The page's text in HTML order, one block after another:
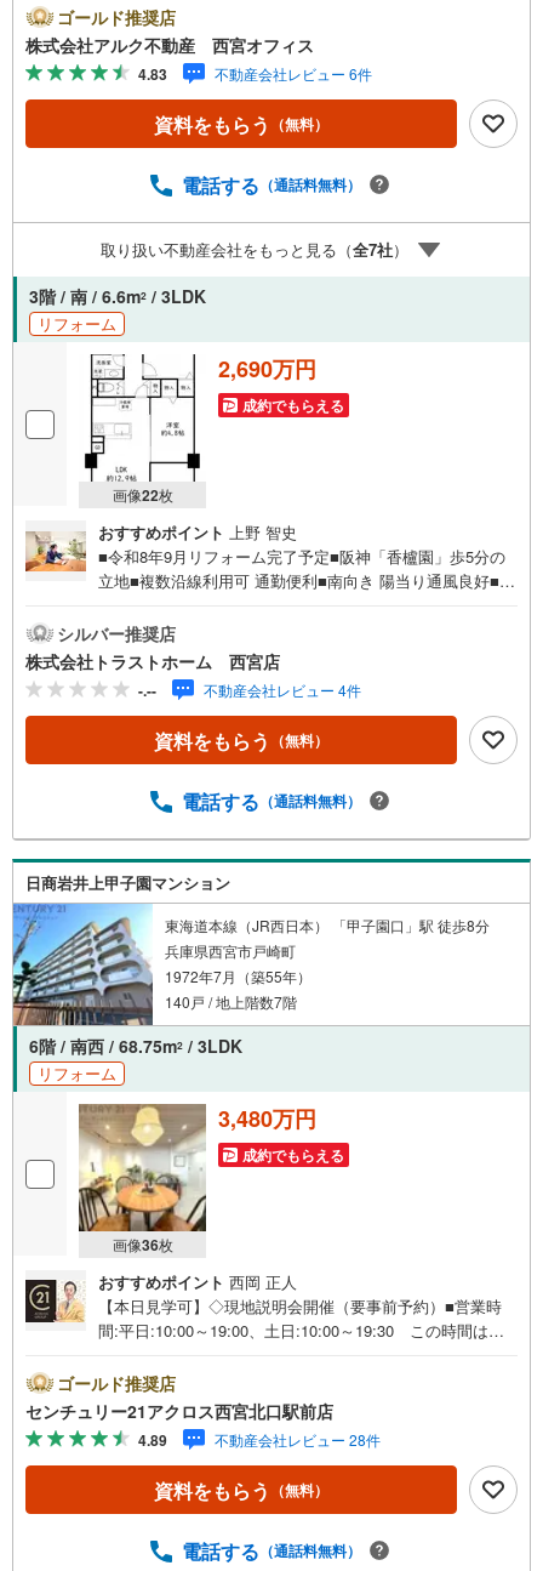
■阪神・JR・阪急の3路線を徒歩10分圏内で利用可能！■令
和8年9月末室内フルリフォーム完成予定！■南向きバルコ
ニーに面した明るいLDK約12.9帖！■全居室を洋室でそろえ
た使いやすい3LDK！■ライフ夙川店徒歩4分、コンビニ徒歩
2分で買い物便利！■香櫨園小学校徒歩8分、森具公園徒歩2
分の子育て環境！＝＝＝＝＝＝＝＝＝＝＝＝＝＝＝＝【 ア
の立地に店舗を構えております。掲載中の物件に限らず、
ま連れでも安心してご来店いただけます。住宅ローンに強
く、事前審査のサポートや金融機関のご提案、お客様一人
ひとりに合わせた無理のない資金計画のご提案までトータ
ルでサポートいたします。ローンに不安のある方もお気軽
にご相談ください。
ゴールド推奨店
株式会社アルク不動産 西宮オフィス
4.83 不動産会社レビュー 6件
資料をもらう （無料）
電話する （通話料無料）
取り扱い不動産会社をもっと見る（全7社）
3階 / 南 / 6.6m2 / 3LDK
リフォーム
画像22枚
2,690万円
成約でもらえる
おすすめポイント 上野 智史
■令和8年9月リフォーム完了予定■阪神「香櫨園」歩5分の
立地■複数沿線利用可 通勤便利■南向き 陽当り通風良好■6.
グ■住空間スッキリ！居室・廊下収納■トランクルーム付！
季節物の収納に◎■モニタ付インターホン有でセキュリティ
安心■全室洋室でお掃除かんたん♪■小学校、スーパー、病
院が徒歩10分圏内で生活便利〈リフォーム内容〉・システ
ムキッチン新調・洗面化粧台新調・ユニットバス新調・温
水洗浄便座付トイレ新調・クロス・床貼替など♪香櫨園小
しは、トラストホームにお任せください！〇定休日はござ
たえします♪〇急なご予約も大歓迎です♪〇住宅ローン相
談、買替相談もお任せください！詳しくは弊社HPをご覧く
ださいませ♪〇神戸市全域、明石・芦屋・西宮・宝塚・三
田市など 幅広いエリアで物件のご紹介が可能です♪
シルバー推奨店
株式会社トラストホーム 西宮店
-.-- 不動産会社レビュー 4件
資料をもらう （無料）
電話する （通話料無料）
日商岩井上甲子園マンション
東海道本線（JR西日本） 「甲子園口」駅 徒歩8分
兵庫県西宮市戸崎町
1972年7月（築55年）
140戸 / 地上階数7階
6階 / 南西 / 68.75m2 / 3LDK
リフォーム
画像36枚
3,480万円
成約でもらえる
おすすめポイント 西岡 正人
【本日見学可】◇現地説明会開催（要事前予約）■営業時
間:平日:10:00～19:00、土日:10:00～19:30 この時間はお
5月室内リノベーション工事済みですぐにでもお住まいいた
だけます♪ウォークインクローゼット等収納箇所も複数確
保♪エアコン先行配管済みです。○センチュリー21アクロス
グループの3つの特徴○■センチュリー21グループで28年連
続No.1（1997年～2024年兵庫地区仲介実績） 西宮・尼
崎・伊丹・宝塚にて8店舗展開中。阪神間での購入や売却は
います。 8店舗すべて駅前にございますが、お車でのお越
ゴールド推奨店
センチュリー21アクロス西宮北口駅前店
4.89 不動産会社レビュー 28件
資料をもらう （無料）
電話する （通話料無料）